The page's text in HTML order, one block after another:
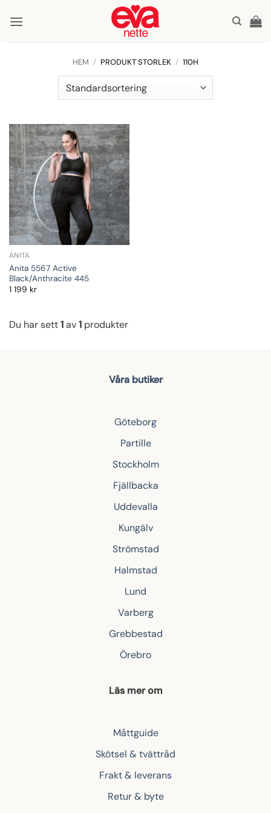
HEM / PRODUKT STORLEK / 110H
ANITA
Anita 5567 Active
Black/Anthracite 445
1 199 kr
Du har sett1av1 produkter
Våra butiker
Göteborg
Partille
Stockholm
Fjällbacka
Uddevalla
Kungälv
Strömstad
Halmstad
Lund
Varberg
Grebbestad
Örebro
Läs mer om
Måttguide
Skötsel & tvättråd
Frakt & leverans
Retur & byte